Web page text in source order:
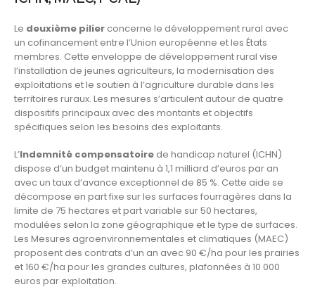
Le deuxième pilier concerne le développement rural avec
un cofinancement entre l’Union européenne et les États
membres. Cette enveloppe de développement rural vise
l’installation de jeunes agriculteurs, la modernisation des
exploitations et le soutien à l’agriculture durable dans les
territoires ruraux. Les mesures s’articulent autour de quatre
dispositifs principaux avec des montants et objectifs
spécifiques selon les besoins des exploitants.
L’Indemnité compensatoire de handicap naturel (ICHN)
dispose d’un budget maintenu à 1,1 milliard d’euros par an
avec un taux d’avance exceptionnel de 85 %. Cette aide se
décompose en part fixe sur les surfaces fourragères dans la
limite de 75 hectares et part variable sur 50 hectares,
modulées selon la zone géographique et le type de surfaces.
Les Mesures agroenvironnementales et climatiques (MAEC)
proposent des contrats d’un an avec 90 €/ha pour les prairies
et 160 €/ha pour les grandes cultures, plafonnées à 10 000
euros par exploitation.